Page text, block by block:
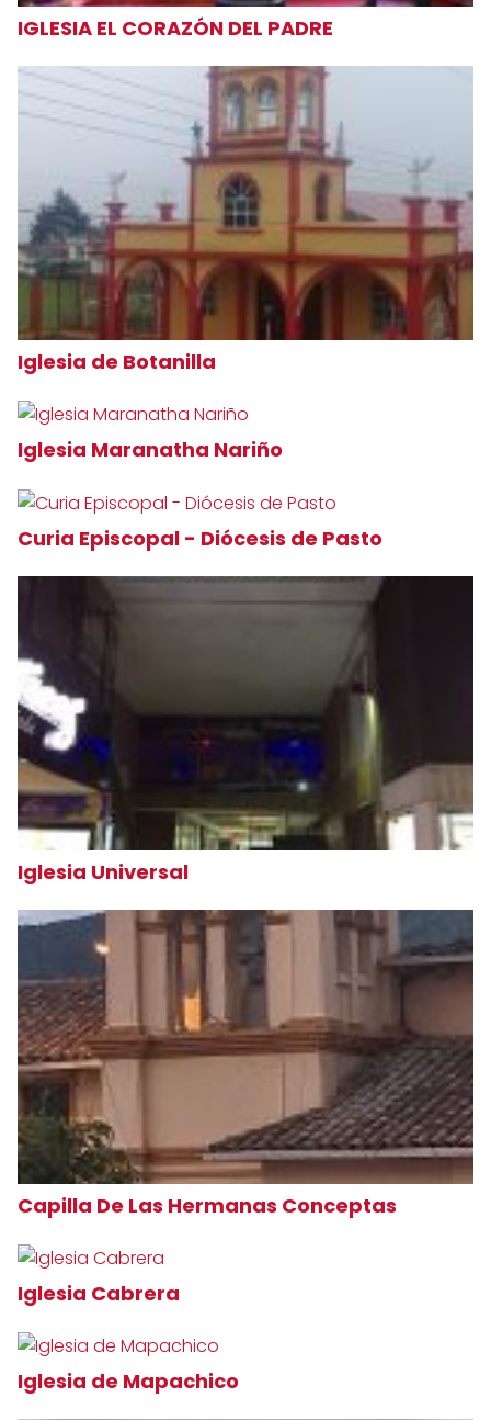
IGLESIA EL CORAZÓN DEL PADRE
Iglesia de Botanilla
Iglesia Maranatha Nariño
Curia Episcopal - Diócesis de Pasto
Iglesia Universal
Capilla De Las Hermanas Conceptas
Iglesia Cabrera
Iglesia de Mapachico